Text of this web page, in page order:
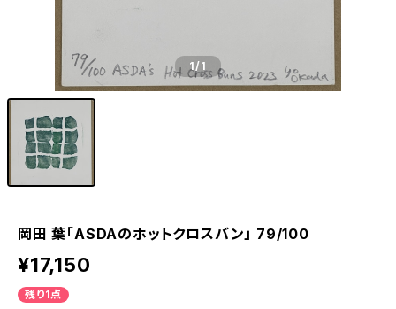
1/1
岡田 葉「ASDAのホットクロスバン」 79/100
¥17,150
残り1点